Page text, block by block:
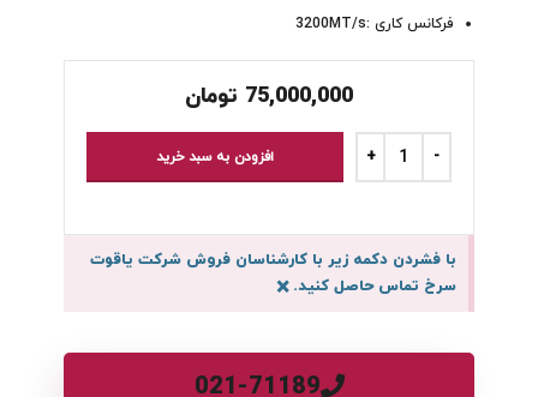
فرکانس کاری :3200MT/s
75,000,000 تومان
افزودن به سبد خرید
با فشردن دکمه زیر با کارشناسان فروش شرکت یاقوت
سرخ تماس حاصل کنید.×
021-71189